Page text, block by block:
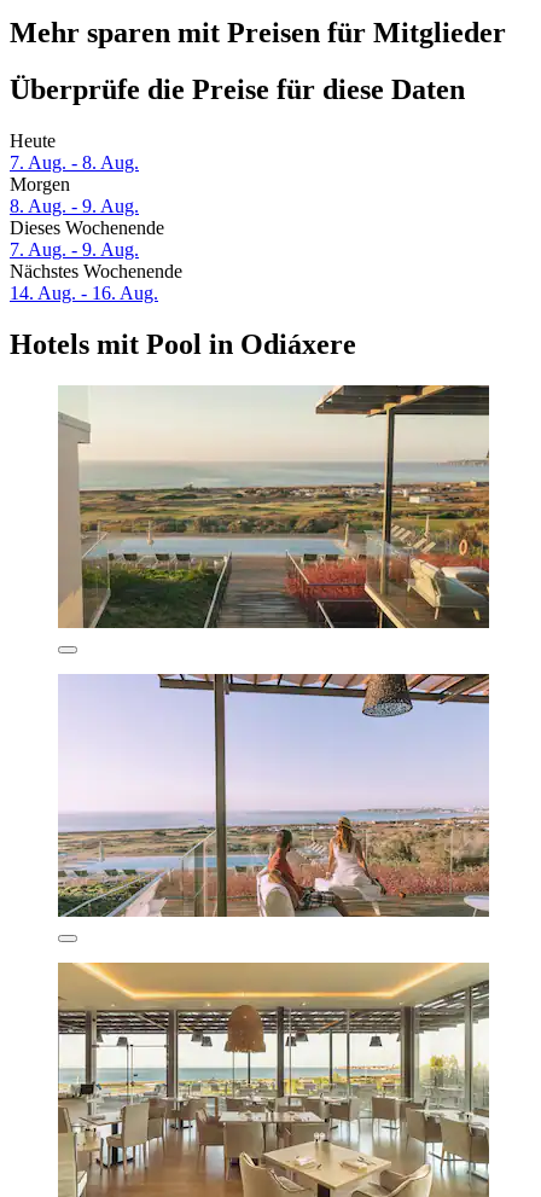
Mehr sparen mit Preisen für Mitglieder
Überprüfe die Preise für diese Daten
Heute
7. Aug. - 8. Aug.
Morgen
8. Aug. - 9. Aug.
Dieses Wochenende
7. Aug. - 9. Aug.
Nächstes Wochenende
14. Aug. - 16. Aug.
Hotels mit Pool in Odiáxere